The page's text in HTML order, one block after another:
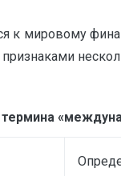
к мировому